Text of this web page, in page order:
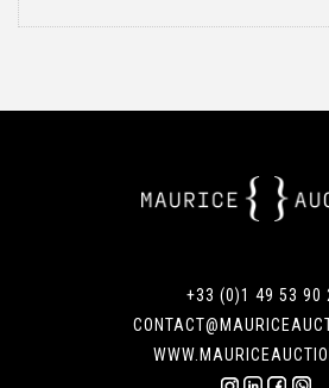
+33 (0)1 49 53 90